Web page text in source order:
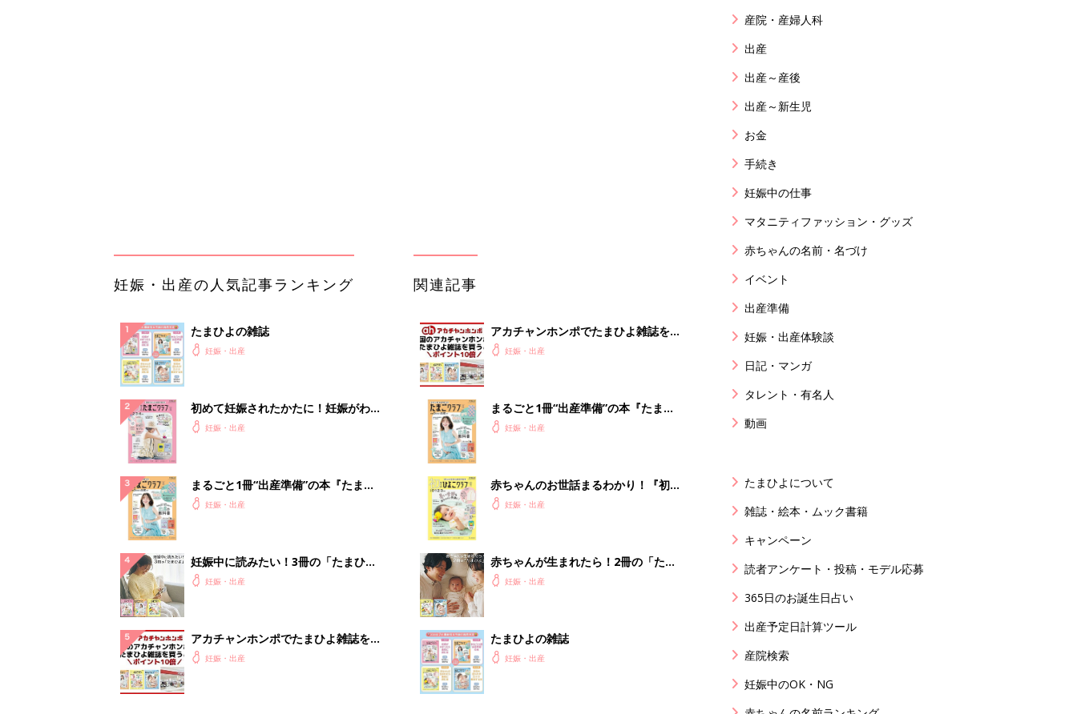
夫婦で予習する 出産の教科書
妊娠中に読みたい！3冊の「たまひ
参加したらお宝だらけだった
PR（UR都市機構）
ランキングをもっと見る
が、新たに「買ったもの」は？
PR（UR都市機構）
妊娠・出産の人気テーマ
赤ちゃんの名前・名づけ 出産予定日計算ツール
産院・産婦人科
出産
出産～産後
出産～新生児
お金
手続き
妊娠中の仕事
マタニティファッション・グッズ
赤ちゃんの名前・名づけ
イベント
出産準備
妊娠・出産体験談
日記・マンガ
タレント・有名人
動画
たまひよについて
雑誌・絵本・ムック書籍
キャンペーン
読者アンケート・投稿・モデル応募
365日のお誕生日占い
出産予定日計算ツール
産院検索
妊娠中のOK・NG